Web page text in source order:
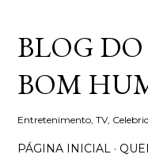
BLOG
BOM
Entretenimento, TV,
PÁGINA INICIAL